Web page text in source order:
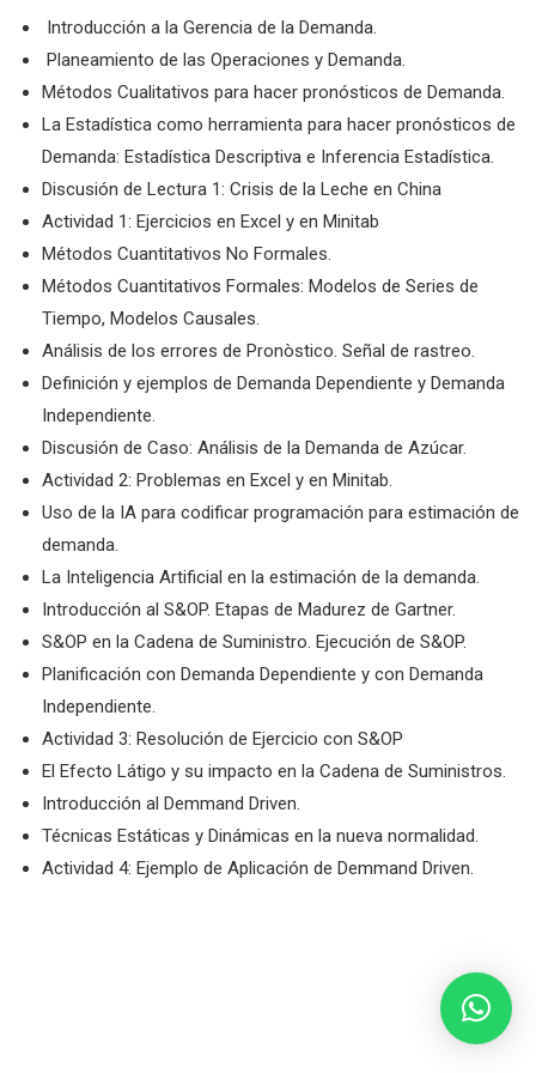
Introducción a la Gerencia de la Demanda.
Planeamiento de las Operaciones y Demanda.
Métodos Cualitativos para hacer pronósticos de Demanda.
La Estadística como herramienta para hacer pronósticos de
Demanda: Estadística Descriptiva e Inferencia Estadística.
Discusión de Lectura 1: Crisis de la Leche en China
Actividad 1: Ejercicios en Excel y en Minitab
Métodos Cuantitativos No Formales.
Métodos Cuantitativos Formales: Modelos de Series de
Tiempo, Modelos Causales.
Análisis de los errores de Pronòstico. Señal de rastreo.
Definición y ejemplos de Demanda Dependiente y Demanda
Independiente.
Discusión de Caso: Análisis de la Demanda de Azúcar.
Actividad 2: Problemas en Excel y en Minitab.
Uso de la IA para codificar programación para estimación de
demanda.
La Inteligencia Artificial en la estimación de la demanda.
Introducción al S&OP. Etapas de Madurez de Gartner.
S&OP en la Cadena de Suministro. Ejecución de S&OP.
Planificación con Demanda Dependiente y con Demanda
Independiente.
Actividad 3: Resolución de Ejercicio con S&OP
El Efecto Látigo y su impacto en la Cadena de Suministros.
Introducción al Demmand Driven.
Técnicas Estáticas y Dinámicas en la nueva normalidad.
Actividad 4: Ejemplo de Aplicación de Demmand Driven.